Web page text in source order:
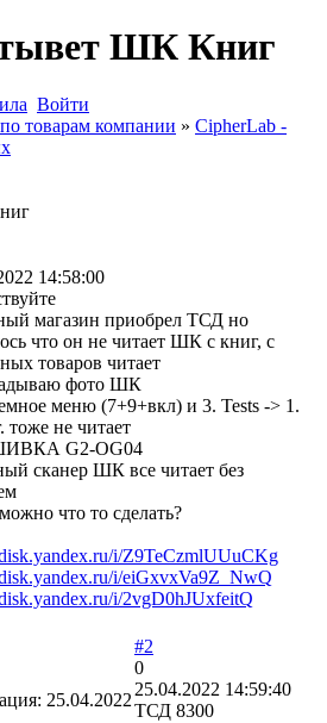
ШК Книг
Войти
товарам компании » CipherLab -
14:58:00
магазин приобрел ТСД но
что он не читает ШК с книг, с
товаров читает
фото ШК
меню (7+9+вкл) и 3. Tests -> 1.
тоже не читает
G2-OG04
сканер ШК все читает без
что то сделать?
i/Z9TeCzmlUUuCKg
i/eiGxvxVa9Z_NwQ
i/2vgD0hJUxfeitQ
25.04.2022
#2
0
25.04.2022 14:59:40
ТСД 8300